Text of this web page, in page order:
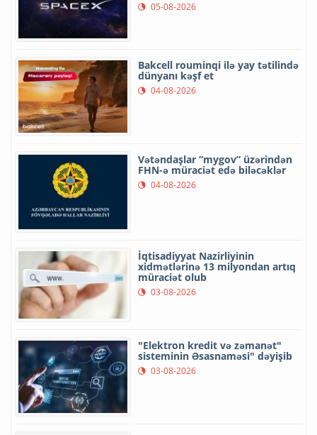
05-08-2026
Bakcell rouminqi ilə yay tətilində
dünyanı kəşf et
04-08-2026
Vətəndaşlar “mygov” üzərindən
FHN-ə müraciət edə biləcəklər
04-08-2026
İqtisadiyyat Nazirliyinin
xidmətlərinə 13 milyondan artıq
müraciət olub
03-08-2026
"Elektron kredit və zəmanət"
sisteminin Əsasnaməsi" dəyişib
03-08-2026